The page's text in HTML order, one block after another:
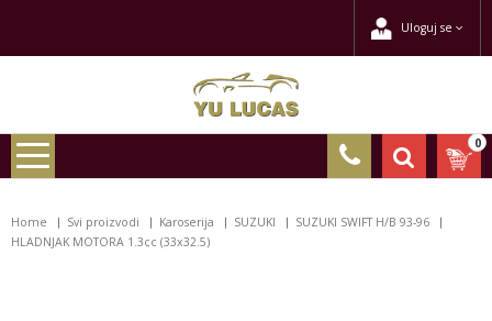
Uloguj se
0
Home Svi proizvodi Karoserija SUZUKI
SUZUKI SWIFT H/B 93-96
HLADNJAK MOTORA 1.3cc (33x32.5)